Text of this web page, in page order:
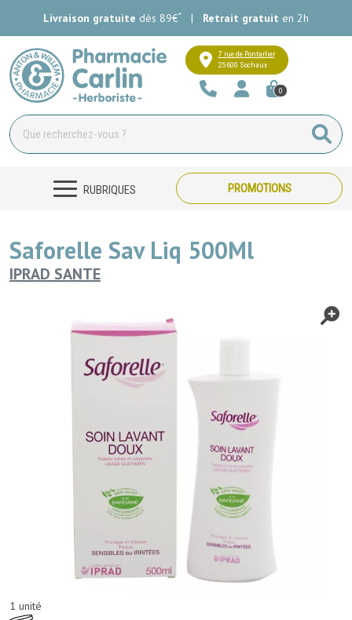
Livraison gratuite dès 89€* | Retrait gratuit en 2h
Pharmacie Carlin Votre
7 rue de Pontarlier
25600 Sochaux
0
RUBRIQUES PROMOTIONS
Saforelle Sav Liq 500Ml
IPRAD SANTE
1 unité